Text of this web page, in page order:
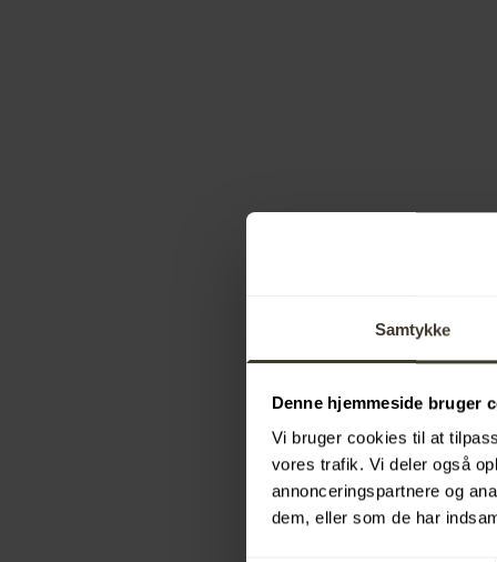
Samtykke
Denne hjemmeside bruger
Vi bruger cookies til at
vores trafik. Vi deler også
annonceringspartnere og
dem, eller som de har